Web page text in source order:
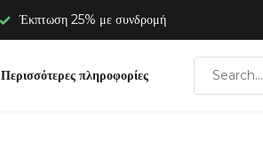
Έκπτωση 25% με συνδρομή
Περισσότερες πληροφορίες